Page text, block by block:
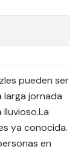
pueden ser
jornada
ya conocida.
en